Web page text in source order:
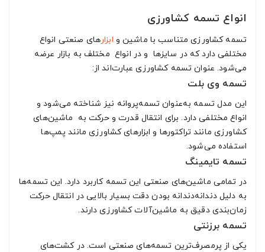
انواع تسمه کشاورزی
تسمه‌ کشاورزی متناسب با ماشین و ابزار‌های صنعتی انواع
مختلفی دارد که در سایزها و در انواع مختلف به بازار عرضه
می‌شود. عنوان تسمه‌ کشاورزی عبارت‌اند از:
تسمه وی بلت
این مدل تسمه به‌عنوان تسمه‌پروانه نیز شناخته می‌شود و
انواع مختلفی دارد. برای انتقال قدرت و حرکت به ماشین‌های
کشاورزی مانند تراکتورها و ابزارهای کشاورزی مانند پمپ‌ها
استفاده می‌شود.
تسمه تایمینگ
در تمامی ماشین‌های صنعتی این تسمه کاربرد دارد. این تسمه‌ها
به دلیل دندانه‌دندانه بودن دقت بسیار بالایی در انتقال حرکت
زمان‌بندی دقیق به ماشین‌آلات کشاورزی دارند.
تسمه برزنتی
یکی از پرمصرف‌ترین تسمه‌های صنعتی است. در کشت‌های